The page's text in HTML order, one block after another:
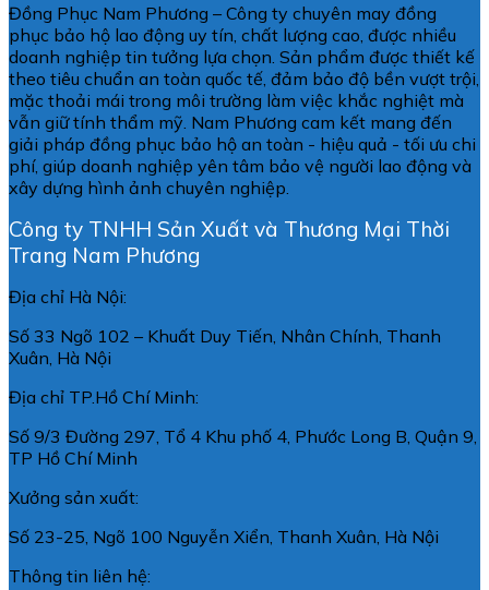
Đồng Phục Nam Phương – Công ty chuyên may đồng
phục bảo hộ lao động uy tín, chất lượng cao, được nhiều
doanh nghiệp tin tưởng lựa chọn. Sản phẩm được thiết kế
theo tiêu chuẩn an toàn quốc tế, đảm bảo độ bền vượt trội,
mặc thoải mái trong môi trường làm việc khắc nghiệt mà
vẫn giữ tính thẩm mỹ. Nam Phương cam kết mang đến
giải pháp đồng phục bảo hộ an toàn - hiệu quả - tối ưu chi
phí, giúp doanh nghiệp yên tâm bảo vệ người lao động và
xây dựng hình ảnh chuyên nghiệp.
Công ty TNHH Sản Xuất và Thương Mại Thời
Trang Nam Phương
Địa chỉ Hà Nội:
Số 33 Ngõ 102 – Khuất Duy Tiến, Nhân Chính, Thanh
Xuân, Hà Nội
Địa chỉ TP.Hồ Chí Minh:
Số 9/3 Đường 297, Tổ 4 Khu phố 4, Phước Long B, Quận 9,
TP Hồ Chí Minh
Xưởng sản xuất:
Số 23-25, Ngõ 100 Nguyễn Xiển, Thanh Xuân, Hà Nội
Thông tin liên hệ: